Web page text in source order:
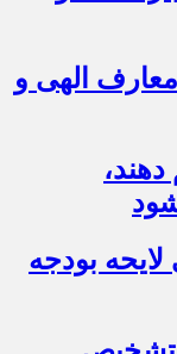
معارف الهی و
بودجه